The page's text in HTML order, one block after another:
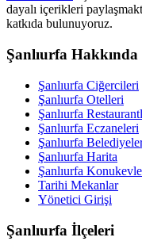
dayalı içerikleri
katkıda bulunuyoruz.
Şanlıurfa Hakkında
Şanlıurfa Ciğercileri
Şanlıurfa Otelleri
Şanlıurfa
Şanlıurfa Eczaneleri
Şanlıurfa
Şanlıurfa Harita
Şanlıurfa
Tarihi Mekanlar
Yönetici Girişi
Şanlıurfa İlçeleri